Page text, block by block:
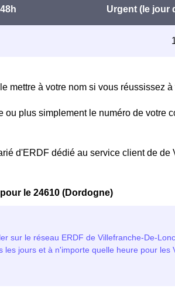
mettre à votre nom si vous réussissez
plus simplement le numéro de votre
d'ERDF dédié au service client de
le 24610 (Dordogne)